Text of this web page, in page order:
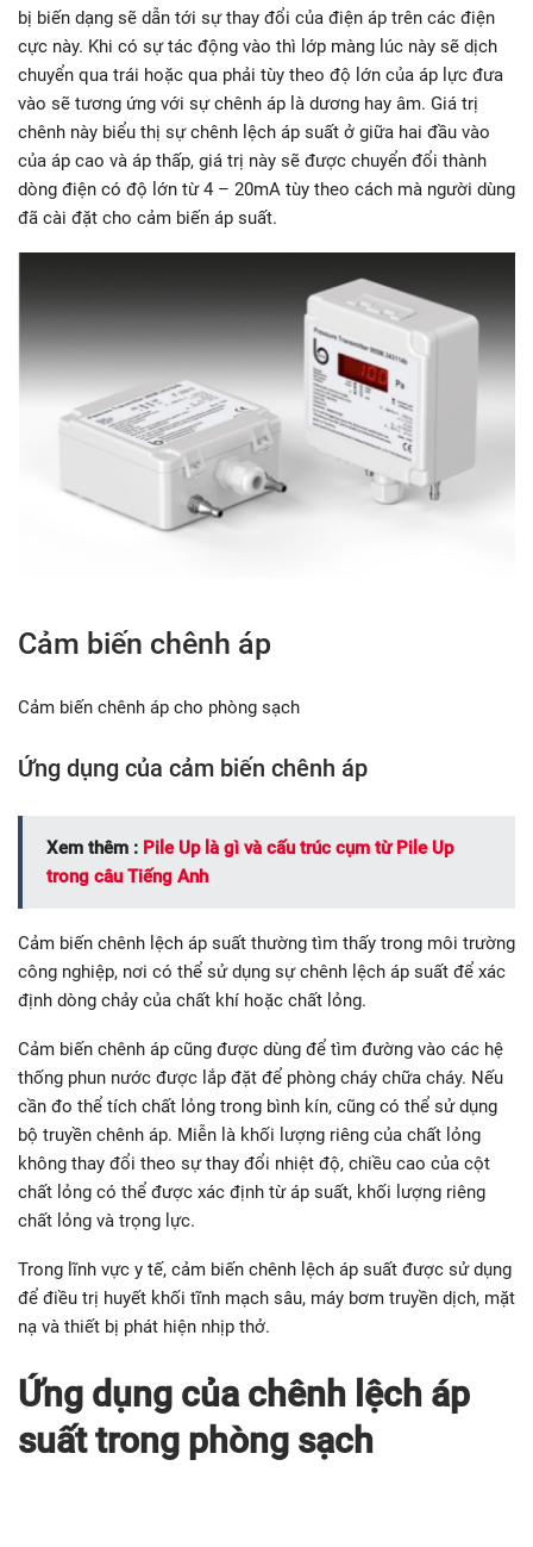
bị biến dạng sẽ dẫn tới sự thay đổi của điện áp trên các điện
cực này. Khi có sự tác động vào thì lớp màng lúc này sẽ dịch
chuyển qua trái hoặc qua phải tùy theo độ lớn của áp lực đưa
vào sẽ tương ứng với sự chênh áp là dương hay âm. Giá trị
chênh này biểu thị sự chênh lệch áp suất ở giữa hai đầu vào
của áp cao và áp thấp, giá trị này sẽ được chuyển đổi thành
dòng điện có độ lớn từ 4 – 20mA tùy theo cách mà người dùng
đã cài đặt cho cảm biến áp suất.
Cảm biến chênh áp
Cảm biến chênh áp cho phòng sạch
Ứng dụng của cảm biến chênh áp
Xem thêm : Pile Up là gì và cấu trúc cụm từ Pile Up
trong câu Tiếng Anh
Cảm biến chênh lệch áp suất thường tìm thấy trong môi trường
công nghiệp, nơi có thể sử dụng sự chênh lệch áp suất để xác
định dòng chảy của chất khí hoặc chất lỏng.
Cảm biến chênh áp cũng được dùng để tìm đường vào các hệ
thống phun nước được lắp đặt để phòng cháy chữa cháy. Nếu
cần đo thể tích chất lỏng trong bình kín, cũng có thể sử dụng
bộ truyền chênh áp. Miễn là khối lượng riêng của chất lỏng
không thay đổi theo sự thay đổi nhiệt độ, chiều cao của cột
chất lỏng có thể được xác định từ áp suất, khối lượng riêng
chất lỏng và trọng lực.
Trong lĩnh vực y tế, cảm biến chênh lệch áp suất được sử dụng
để điều trị huyết khối tĩnh mạch sâu, máy bơm truyền dịch, mặt
nạ và thiết bị phát hiện nhịp thở.
Ứng dụng của chênh lệch áp
suất trong phòng sạch